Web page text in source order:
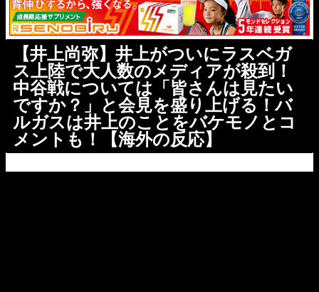
【井上尚弥】井上がついにラスベガ
ス上陸で大人数のメディアが殺到！
中谷戦については「皆さんは見たい
ですか？」と会見を盛り上げる！バ
ルガスは井上のことをバケモノとコ
メントも！【海外の反応】